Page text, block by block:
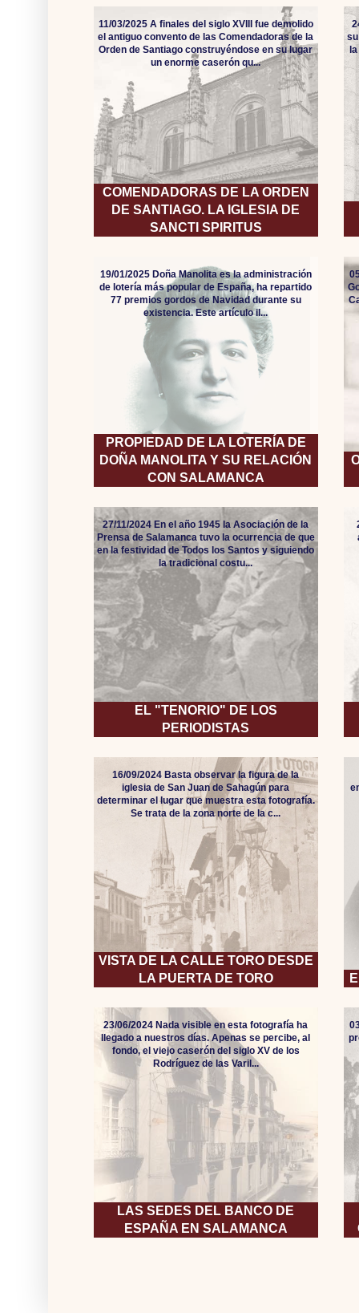
COMENDADORAS DE LA ORDEN
DE SANTIAGO. LA IGLESIA DE
SANCTI SPIRITUS
11/03/2025 A finales del siglo XVIII fue demolido
el antiguo convento de las Comendadoras de la
Orden de Santiago construyéndose en su lugar
un enorme caserón qu...
PROPIEDAD DE LA LOTERÍA DE
DOÑA MANOLITA Y SU RELACIÓN
CON SALAMANCA
19/01/2025 Doña Manolita es la administración
de lotería más popular de España, ha repartido
77 premios gordos de Navidad durante su
existencia. Este artículo il...
EL "TENORIO" DE LOS
PERIODISTAS
27/11/2024 En el año 1945 la Asociación de la
Prensa de Salamanca tuvo la ocurrencia de que
en la festividad de Todos los Santos y siguiendo
la tradicional costu...
VISTA DE LA CALLE TORO DESDE
LA PUERTA DE TORO
16/09/2024 Basta observar la figura de la
iglesia de San Juan de Sahagún para
determinar el lugar que muestra esta fotografía.
Se trata de la zona norte de la c...
LAS SEDES DEL BANCO DE
ESPAÑA EN SALAMANCA
23/06/2024 Nada visible en esta fotografía ha
llegado a nuestros días. Apenas se percibe, al
fondo, el viejo caserón del siglo XV de los
Rodríguez de las Varil...